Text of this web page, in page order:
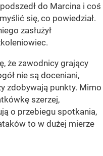
do Marcina i coś
się, co powiedział.
zasłużył
że zawodnicy grający
nie są doceniani,
zdobywają punkty. Mimo
szerzej,
o przebiegu spotkania,
to w dużej mierze